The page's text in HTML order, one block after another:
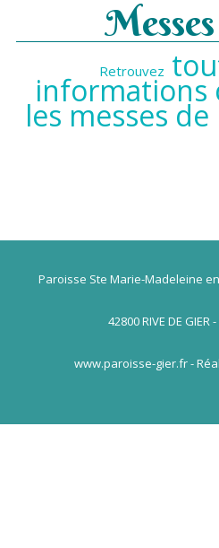
Retrouvez
informations
les messes de
Paroisse Ste Marie-Madeleine
42800 RIVE DE GIER
www.paroisse-gier.fr -